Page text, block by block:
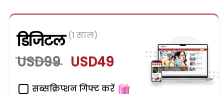
डिजिटल (1 साल)
USD99 USD49
सब्सक्रिप्शन गिफ्ट करें